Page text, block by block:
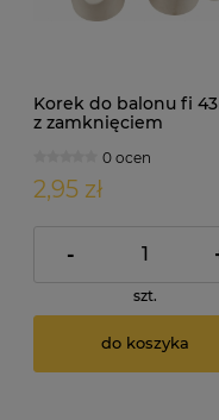
Korek do balonu fi
z zamknięciem
0 ocen
2,95 zł
-
szt.
do koszyka